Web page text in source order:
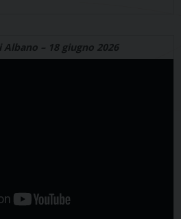
– 18 giugno 2026